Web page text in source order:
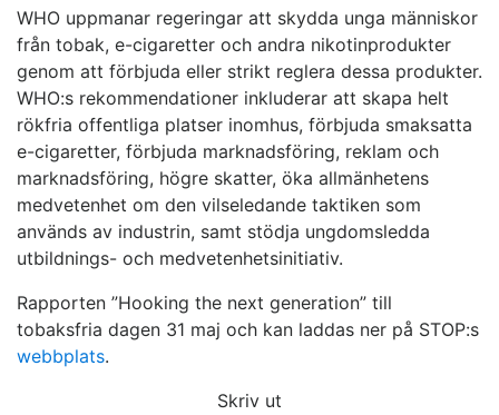
WHO uppmanar regeringar att skydda unga människor
från tobak, e-cigaretter och andra nikotinprodukter
genom att förbjuda eller strikt reglera dessa produkter.
WHO:s rekommendationer inkluderar att skapa helt
rökfria offentliga platser inomhus, förbjuda smaksatta
e-cigaretter, förbjuda marknadsföring, reklam och
marknadsföring, högre skatter, öka allmänhetens
medvetenhet om den vilseledande taktiken som
används av industrin, samt stödja ungdomsledda
utbildnings- och medvetenhetsinitiativ.
Rapporten ”Hooking the next generation” till
tobaksfria dagen 31 maj och kan laddas ner på STOP:s
webbplats.
Skriv ut